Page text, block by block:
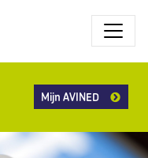
Mijn AVINED